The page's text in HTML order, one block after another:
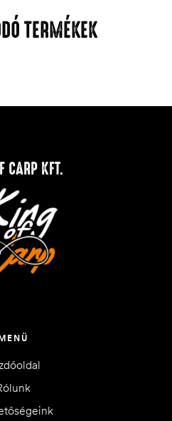
TERMÉKEK
CARP KFT.